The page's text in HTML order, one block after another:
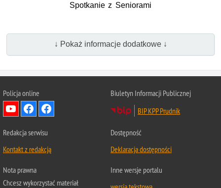
Spotkanie z Seniorami
↓ Pokaż informacje dodatkowe ↓
Policja online
Biuletyn Informacji Publicznej
BIP KPP Prudnik
Redakcja serwisu
Kontakt z redakcją
Dostępność
Deklaracja dostępności
Nota prawna
Chcesz wykorzystać materiał
Inne wersje portalu